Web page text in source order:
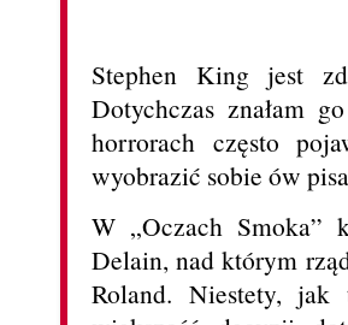
Stephen King jest
Dotychczas znałam
horrorach często
wyobrazić sobie ów
W „Oczach Smoka”
Delain, nad którym
Roland. Niestety,